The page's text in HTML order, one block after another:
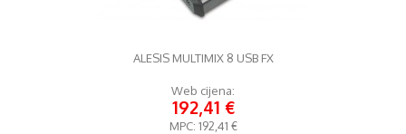
ALESIS MULTIMIX 8 USB FX
Web cijena:
192,41 €
MPC: 192,41 €